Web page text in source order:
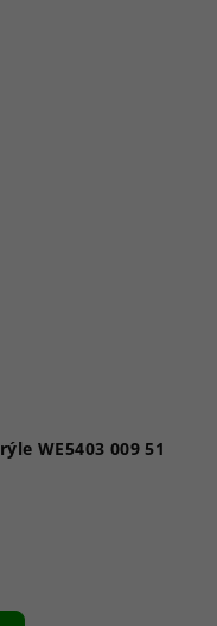
WE5403 009 51